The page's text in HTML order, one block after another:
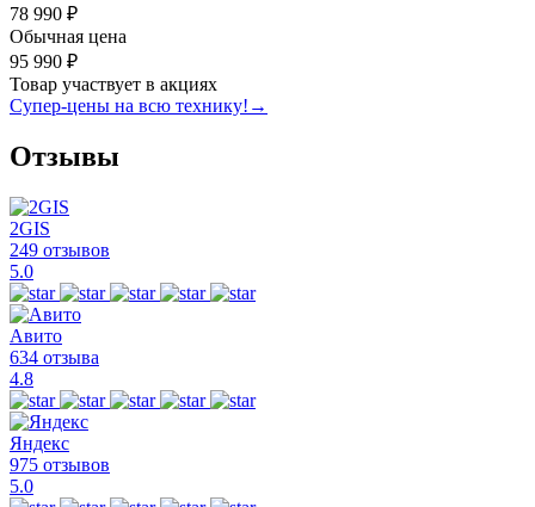
78 990 ₽
Обычная цена
95 990 ₽
Товар участвует в акциях
Супер-цены на всю технику! →
Отзывы
2GIS
249 отзывов
5.0
Авито
634 отзыва
4.8
Яндекс
975 отзывов
5.0